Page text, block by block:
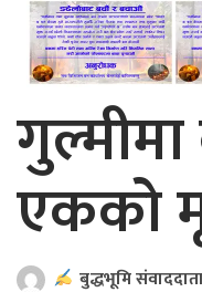
एकको
बुद्धभूमि